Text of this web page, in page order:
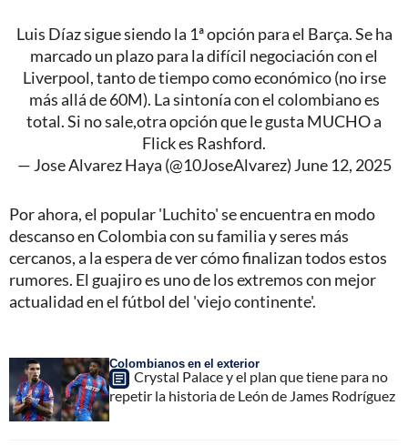
Luis Díaz sigue siendo la 1ª opción para el Barça. Se ha
marcado un plazo para la difícil negociación con el
Liverpool, tanto de tiempo como económico (no irse
más allá de 60M). La sintonía con el colombiano es
total. Si no sale,otra opción que le gusta MUCHO a
Flick es Rashford.
— Jose Alvarez Haya (@10JoseAlvarez) June 12, 2025
Por ahora, el popular 'Luchito' se encuentra en modo
descanso en Colombia con su familia y seres más
cercanos, a la espera de ver cómo finalizan todos estos
rumores. El guajiro es uno de los extremos con mejor
actualidad en el fútbol del 'viejo continente'.
Colombianos en el exterior
Crystal Palace y el plan que tiene para no
repetir la historia de León de James Rodríguez